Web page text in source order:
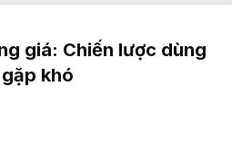
giá: Chiến lược dùng
khó